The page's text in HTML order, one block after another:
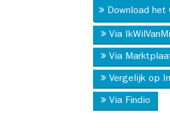
Download
Via
Via
Vergelijk op
Via Findio